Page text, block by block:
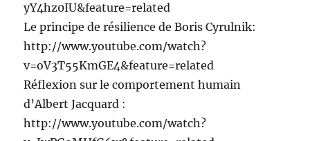
yY4hz0IU&feature=related
Le principe de résilience de Boris Cyrulnik:
http://www.youtube.com/watch?
v=oV3T55KmGE4&feature=related
Réflexion sur le comportement humain
d’Albert Jacquard :
http://www.youtube.com/watch?